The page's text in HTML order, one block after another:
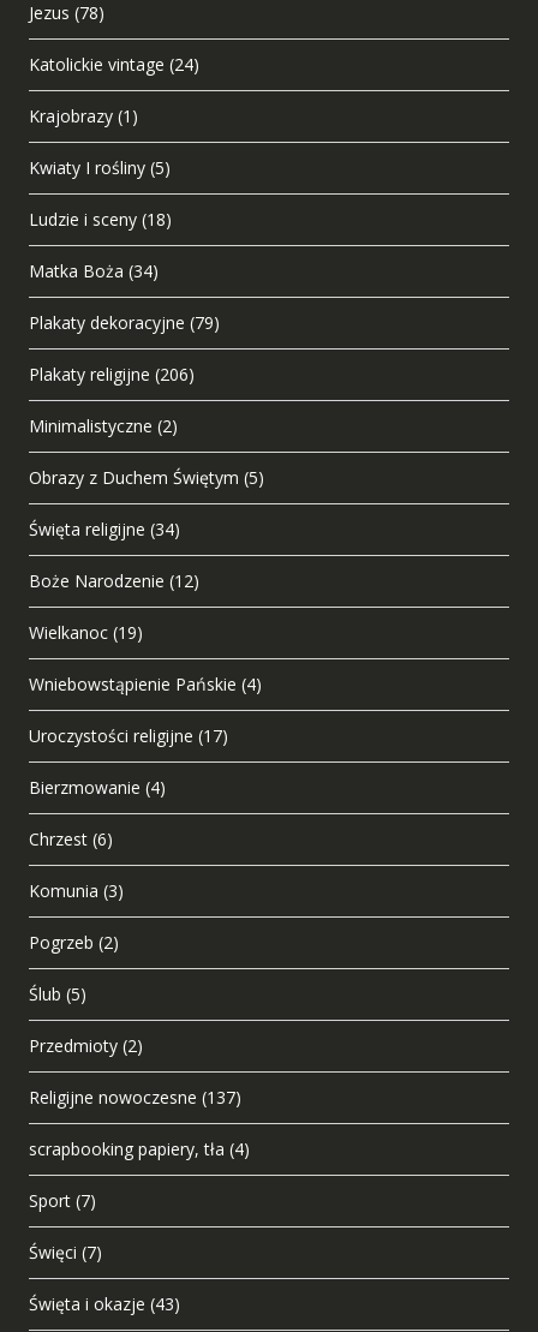
Jezus (78)
Katolickie vintage (24)
Krajobrazy (1)
Kwiaty I rośliny (5)
Ludzie i sceny (18)
Matka Boża (34)
Plakaty dekoracyjne (79)
Plakaty religijne (206)
Minimalistyczne (2)
Obrazy z Duchem Świętym (5)
Święta religijne (34)
Boże Narodzenie (12)
Wielkanoc (19)
Wniebowstąpienie Pańskie (4)
Uroczystości religijne (17)
Bierzmowanie (4)
Chrzest (6)
Komunia (3)
Pogrzeb (2)
Ślub (5)
Przedmioty (2)
Religijne nowoczesne (137)
scrapbooking papiery, tła (4)
Sport (7)
Święci (7)
Święta i okazje (43)